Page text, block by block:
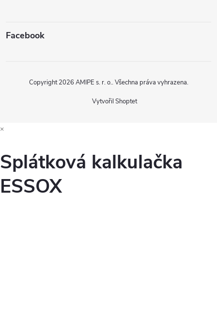
Facebook
Vytvořil Shoptet
Copyright 2026 AMIPE s. r. o.. Všechna práva vyhrazena.
×
Splátková kalkulačka
ESSOX